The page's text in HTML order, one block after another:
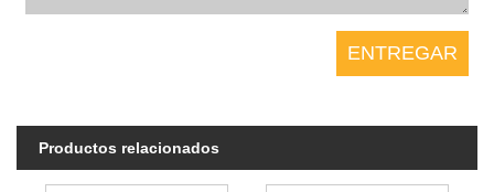
Productos relacionados